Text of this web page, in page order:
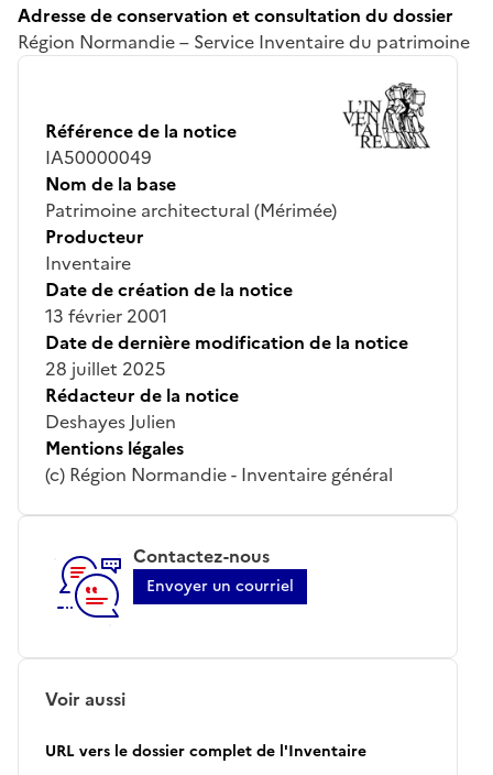
Adresse de conservation et consultation du dossier
Région Normandie – Service Inventaire du patrimoine
Référence de la notice
IA50000049
Nom de la base
Patrimoine architectural (Mérimée)
Producteur
Inventaire
Date de création de la notice
13 février 2001
Date de dernière modification de la notice
28 juillet 2025
Rédacteur de la notice
Deshayes Julien
Mentions légales
(c) Région Normandie - Inventaire général
Contactez-nous
Envoyer un courriel
Voir aussi
URL vers le dossier complet de l'Inventaire